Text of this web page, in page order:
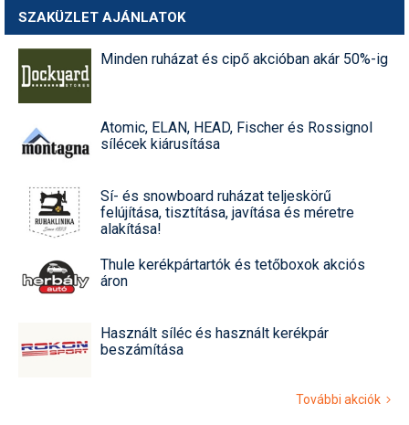
SZAKÜZLET AJÁNLATOK
Minden ruházat és cipő akcióban akár 50%-ig
Atomic, ELAN, HEAD, Fischer és Rossignol
sílécek kiárusítása
Sí- és snowboard ruházat teljeskörű
felújítása, tisztítása, javítása és méretre
alakítása!
Thule kerékpártartók és tetőboxok akciós
áron
Használt síléc és használt kerékpár
beszámítása
További akciók